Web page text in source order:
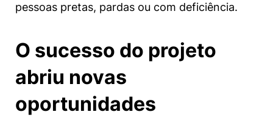
pessoas pretas, pardas ou com deficiência.
O sucesso do projeto
abriu novas
oportunidades